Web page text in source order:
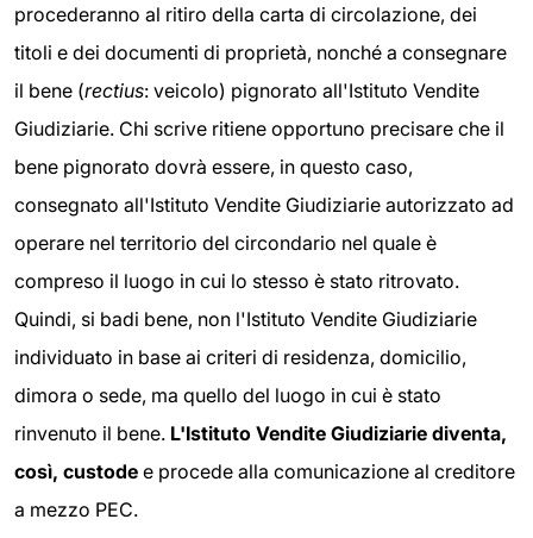
procederanno al ritiro della carta di circolazione, dei
titoli e dei documenti di proprietà, nonché a consegnare
il bene (rectius: veicolo) pignorato all'Istituto Vendite
Giudiziarie. Chi scrive ritiene opportuno precisare che il
bene pignorato dovrà essere, in questo caso,
consegnato all'Istituto Vendite Giudiziarie autorizzato ad
operare nel territorio del circondario nel quale è
compreso il luogo in cui lo stesso è stato ritrovato.
Quindi, si badi bene, non l'Istituto Vendite Giudiziarie
individuato in base ai criteri di residenza, domicilio,
dimora o sede, ma quello del luogo in cui è stato
rinvenuto il bene. L'Istituto Vendite Giudiziarie diventa,
così, custode e procede alla comunicazione al creditore
a mezzo PEC.